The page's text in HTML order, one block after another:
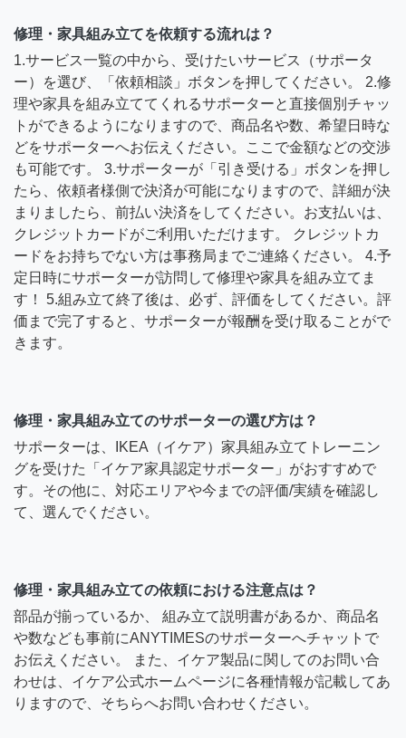
修理・家具組み立てを依頼する流れは？
1.サービス一覧の中から、受けたいサービス（サポータ
ー）を選び、「依頼相談」ボタンを押してください。 2.修
理や家具を組み立ててくれるサポーターと直接個別チャッ
トができるようになりますので、商品名や数、希望日時な
どをサポーターへお伝えください。ここで金額などの交渉
も可能です。 3.サポーターが「引き受ける」ボタンを押し
たら、依頼者様側で決済が可能になりますので、詳細が決
まりましたら、前払い決済をしてください。お支払いは、
クレジットカードがご利用いただけます。 クレジットカ
ードをお持ちでない方は事務局までご連絡ください。 4.予
定日時にサポーターが訪問して修理や家具を組み立てま
す！ 5.組み立て終了後は、必ず、評価をしてください。評
価まで完了すると、サポーターが報酬を受け取ることがで
きます。
修理・家具組み立てのサポーターの選び方は？
サポーターは、IKEA（イケア）家具組み立てトレーニン
グを受けた「イケア家具認定サポーター」がおすすめで
す。その他に、対応エリアや今までの評価/実績を確認し
て、選んでください。
修理・家具組み立ての依頼における注意点は？
部品が揃っているか、 組み立て説明書があるか、商品名
や数なども事前にANYTIMESのサポーターへチャットで
お伝えください。 また、イケア製品に関してのお問い合
わせは、イケア公式ホームページに各種情報が記載してあ
りますので、そちらへお問い合わせください。